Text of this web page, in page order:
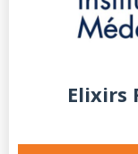
Elixirs